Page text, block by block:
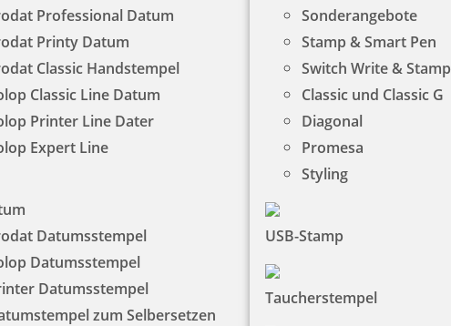
Professional Datum
Printy Datum
Classic Handstempel
Classic Line Datum
Printer Line Dater
Expert Line
Datumsstempel
Datumsstempel
Datumsstempel
zum Selbersetzen
Sonderangebote
Stamp & Smart Pen
Switch Write & Stamp
Classic und Classic G
Diagonal
Promesa
Styling
USB-Stamp
Taucherstempel